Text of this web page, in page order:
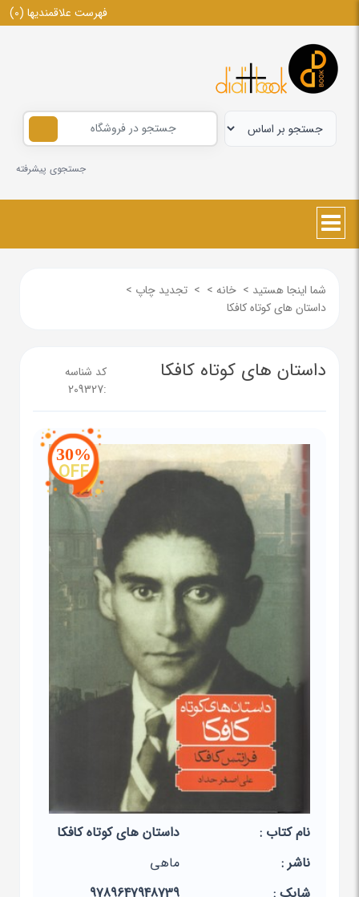
فهرست علاقمندیها (0)
جستجوی پیشرفته
شما اینجا هستید > خانه >
> تجدید چاپ >
داستان های کوتاه کافکا
داستان های کوتاه کافکا
کد شناسه
:
209327
30%
OFF
نام کتاب :
داستان های کوتاه کافکا
ناشر :
ماهی